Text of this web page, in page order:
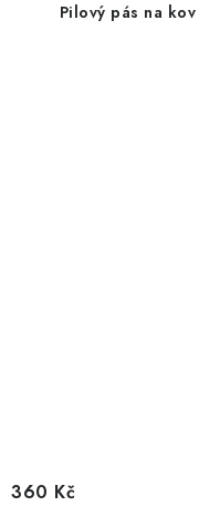
Pilový pás na
360 Kč